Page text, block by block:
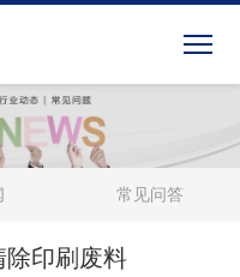
常见问答
除印刷废料